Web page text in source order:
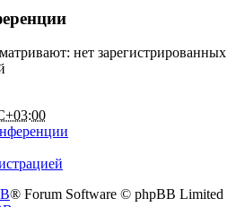
нет зарегистрированных
® Forum Software © phpBB Limited